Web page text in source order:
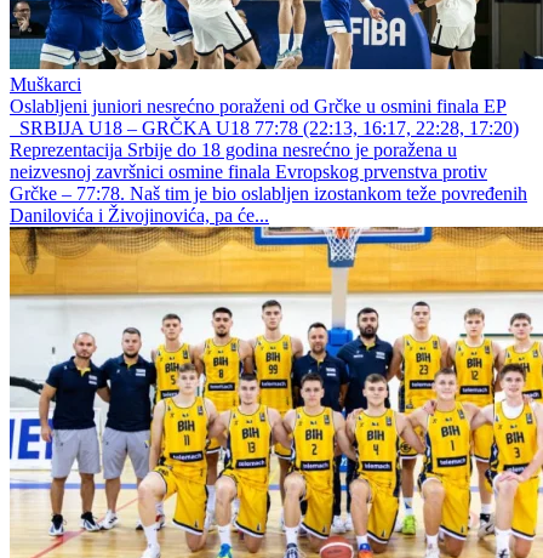
Muškarci
Oslabljeni juniori nesrećno poraženi od Grčke u osmini finala EP
SRBIJA U18 – GRČKA U18 77:78 (22:13, 16:17, 22:28, 17:20)
Reprezentacija Srbije do 18 godina nesrećno je poražena u
neizvesnoj završnici osmine finala Evropskog prvenstva protiv
Grčke – 77:78. Naš tim je bio oslabljen izostankom teže povređenih
Danilovića i Živojinovića, pa će...